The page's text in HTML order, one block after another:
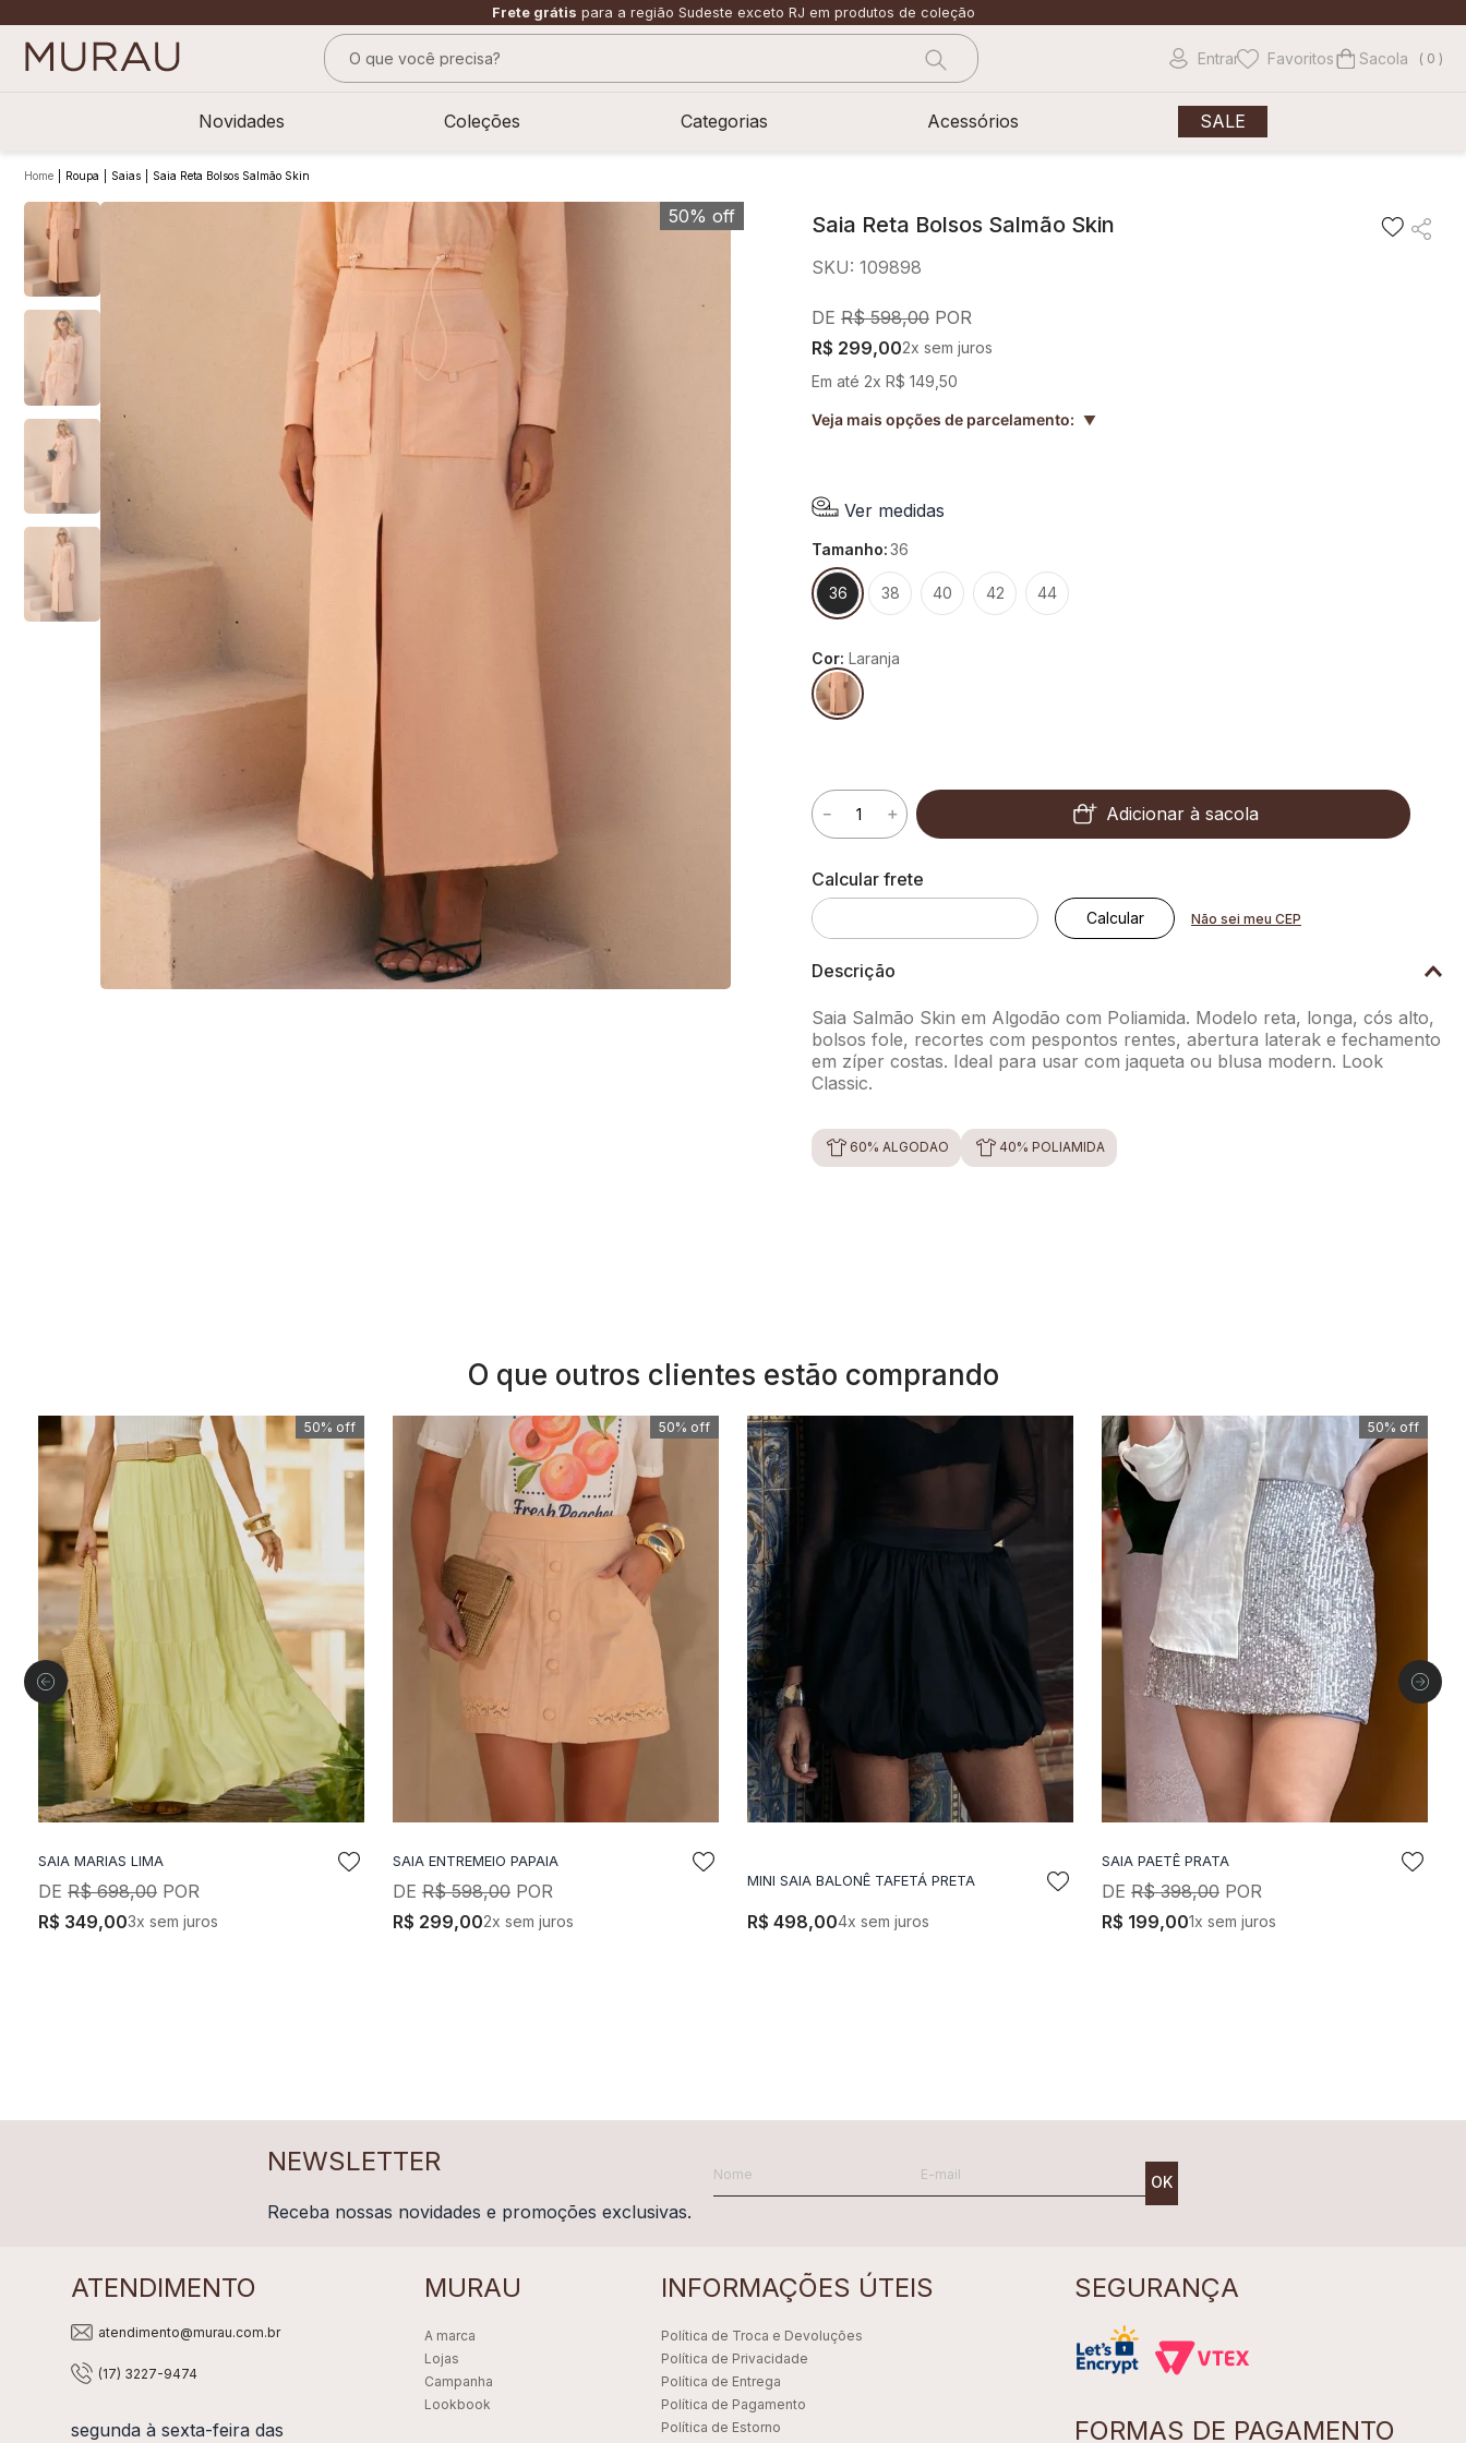
Frete grátis para a região Sudeste exceto RJ em produtos de coleção
O que você precisa?
Entrar Favoritos 0
Novidades Coleções Categorias Acessórios SALE
Roupa Saias Saia Reta Bolsos Salmão Skin
50% off Saia Reta Bolsos Salmão Skin
SKU: 109898
R$ 598,00
R$ 299,002x sem juros
Em até 2x R$ 149 50
Veja mais opções de parcelamento: ▲
Ver medidas
tamanho:36
36 38 40 42 44
Cor: Laranja
＋
－ Adicionar à sacola
Não sei meu CEP
Descrição
Saia Salmão Skin em Algodão com Poliamida. Modelo reta, longa, cós alto,
bolsos fole, recortes com pespontos rentes, abertura laterak e fechamento
em zíper costas. Ideal para usar com jaqueta ou blusa modern. Look
Classic.
60% ALGODÃO 40% POLIAMIDA
O que outros clientes estão comprando
50% off
ADICIONAR A SACOLA
SAIA MARIAS LIMA
R$ 698,00
R$ 349,003x sem juros
50% off
ADICIONAR A SACOLA
SAIA ENTREMEIO PAPAIA
R$ 598,00
R$ 299,002x sem juros
MINI SAIA BALONÊ TAFETÁ PRETA
R$ 498,004x sem juros
50% off
ADICIONAR A SACOLA
SAIA PAETÊ PRATA
R$ 398,00
R$ 199,001x sem juros
off
NEWSLETTER
Receba nossas novidades e promoções exclusivas.
OK
ATENDIMENTO
atendimento@murau.com.br
(17) 3227-9474
segunda à sexta-feira das
MURAU
A marca
Lojas
Campanha
Lookbook
INFORMAÇÕES ÚTEIS
Política de Troca e Devoluções
Política de Privacidade
Política de Entrega
Política de Pagamento
Política de Estorno
SEGURANÇA
FORMAS DE PAGAMENTO
3º
4º
7º
blusa
pesponto verde sage